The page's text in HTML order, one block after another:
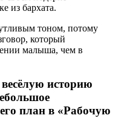
из бархата.
тоном, потому
который
малыша, чем в
историю
план в «Рабочую